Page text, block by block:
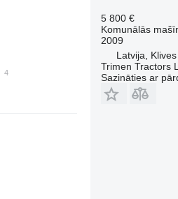
5 800 €
Komunālās
2009
Latvija, Klives
Trimen Tractors
Sazināties ar